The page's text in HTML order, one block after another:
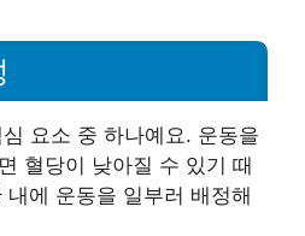
요소 중 하나예요. 운동을
혈당이 낮아질 수 있기 때
에 운동을 일부러 배정해